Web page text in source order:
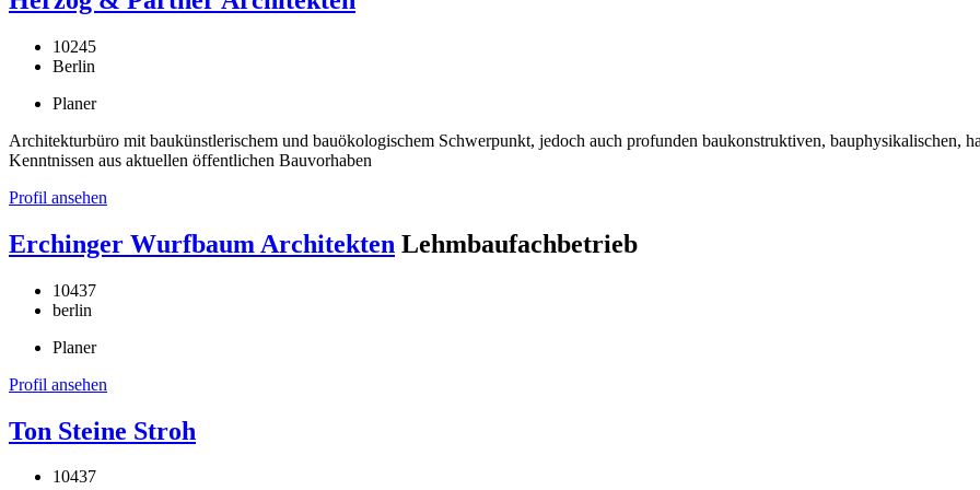
10245
Berlin
Planer
Architekturbüro mit baukünstlerischem und bauökologischem Schwerpunkt, jedoch auch profunden baukonstruktiven, bauphysikalischen,
Kenntnissen aus aktuellen öffentlichen Bauvorhaben
Profil ansehen
Erchinger Wurfbaum Architekten Lehmbaufachbetrieb
10437
berlin
Planer
Profil ansehen
Ton Steine Stroh
10437